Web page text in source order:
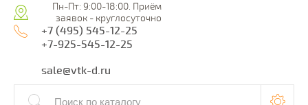
Пн-Пт: 9:00-18:00. Приём
заявок - круглосуточно
+7 (495) 545-12-25
+7-925-545-12-25
sale@vtk-d.ru